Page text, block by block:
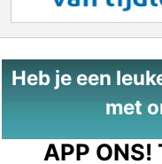
Heb je een
met
APP ONS!